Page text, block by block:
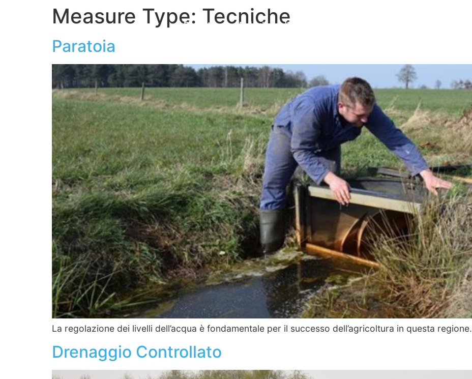
Casa Il Progetto Relazione di sintesi
Measure Type: Tecniche
Paratoia
La regolazione dei livelli dell’acqua è fondamentale per il successo dell’agricoltura in questa regione.
Drenaggio Controllato